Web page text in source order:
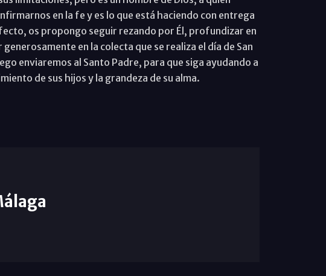
en la fe y es lo que está haciendo con entrega
os propongo seguir rezando por Él, profundizar en
en la colecta que se realiza el día de San
enviaremos al Santo Padre, para que siga ayudando a
de sus hijos y la grandeza de su alma.